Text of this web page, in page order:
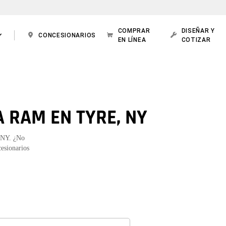
CONCESIONARIOS
COMPRAR
EN LÍNEA
DISEÑAR Y
COTIZAR
RAM EN TYRE, NY
¿No